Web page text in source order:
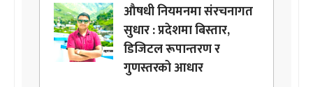
औषधी नियमनमा संरचनागत
सुधार : प्रदेशमा बिस्तार,
डिजिटल रूपान्तरण र
गुणस्तरको आधार